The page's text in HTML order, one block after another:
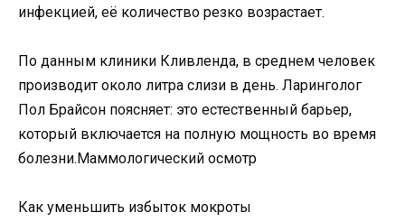
инфекцией, её количество резко возрастает.
По данным клиники Кливленда, в среднем человек
производит около литра слизи в день. Ларинголог
Пол Брайсон поясняет: это естественный барьер,
который включается на полную мощность во время
болезни.Маммологический осмотр
Как уменьшить избыток мокроты